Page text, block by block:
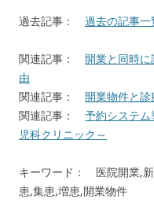
過去記事： 過去の記事一
関連記事： 開業と同時
由
関連記事： 開業物件と
関連記事： 予約システ
児科クリニック～
キーワード： 医院開業,
患,集患,増患,開業物件